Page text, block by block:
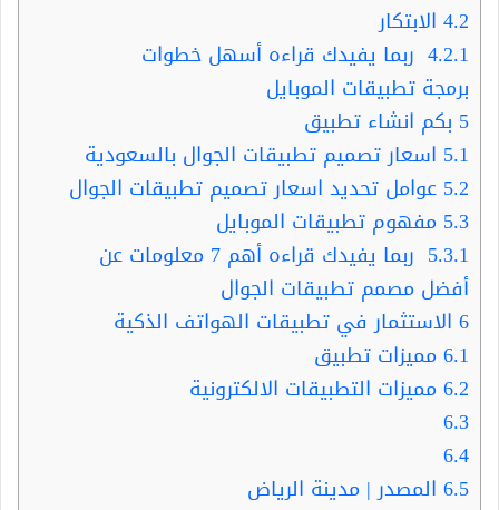
4.2 الابتكار
4.2.1 ربما يفيدك قراءه أسهل خطوات
برمجة تطبيقات الموبايل
5 بكم انشاء تطبيق
5.1 اسعار تصميم تطبيقات الجوال بالسعودية
5.2 عوامل تحديد اسعار تصميم تطبيقات الجوال
5.3 مفهوم تطبيقات الموبايل
5.3.1
ربما يفيدك قراءه أهم 7 معلومات عن
أفضل مصمم تطبيقات الجوال
6 الاستثمار في تطبيقات الهواتف الذكية
6.1مميزات تطبيق
6.2مميزات التطبيقات الالكترونية
6.3
6.4
6.5 المصدر | مدينة الرياض